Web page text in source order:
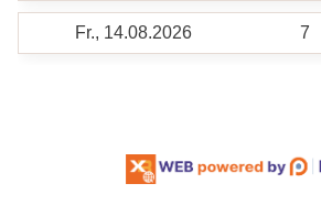
Fr., 14.08.2026 7